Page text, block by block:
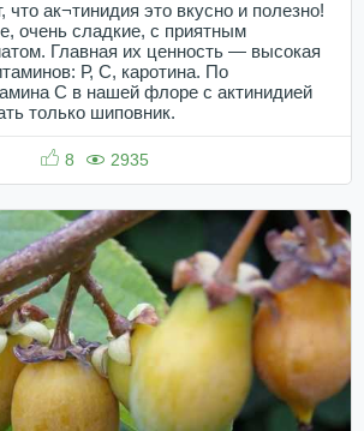
что ак¬тинидия это вкусно и полезно!
очень сладкие, с приятным
Главная их ценность — высокая
Р, С, каротина. По
С в нашей флоре с актинидией
только шиповник.
8 2935